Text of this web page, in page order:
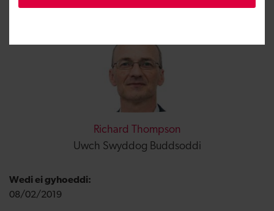
Richard Thompson
Uwch Swyddog Buddsoddi
Wedi ei gyhoeddi:
08/02/2019